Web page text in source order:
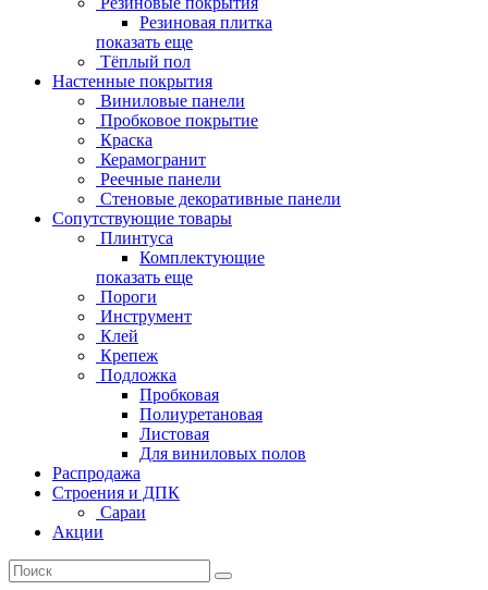
Резиновая плитка
показать еще
Тёплый пол
Настенные покрытия
Виниловые панели
Пробковое покрытие
Краска
Керамогранит
Реечные панели
Стеновые декоративные панели
Сопутствующие товары
Плинтуса
Комплектующие
показать еще
Пороги
Инструмент
Клей
Крепеж
Подложка
Пробковая
Полиуретановая
Листовая
Для виниловых полов
Распродажа
Строения и ДПК
Сараи
Акции